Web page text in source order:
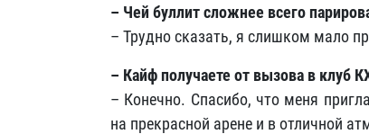
– Чей буллит сложнее всего
– Трудно сказать, я слишком мало
– Кайф получаете от вызова в клуб
– Конечно. Спасибо, что меня
на прекрасной арене и в отличной